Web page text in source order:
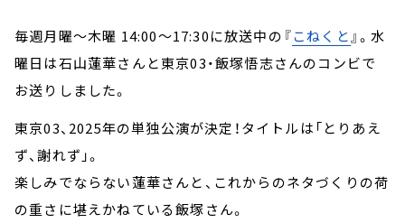
毎週月曜～木曜 14:00～17:30に放送中の『こねくと』。水
曜日は石山蓮華さんと東京03・飯塚悟志さんのコンビで
お送りしました。
東京03、2025年の単独公演が決定！タイトルは「とりあえ
ず、謝れず」。
楽しみでならない蓮華さんと、これからのネタづくりの荷
の重さに堪えかねている飯塚さん。